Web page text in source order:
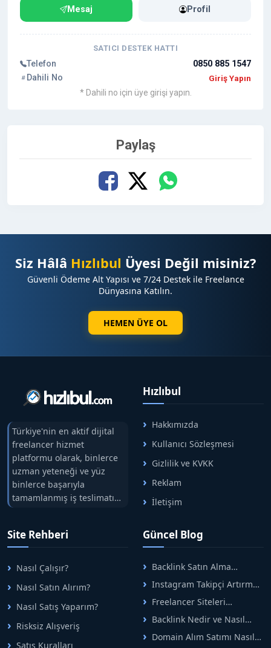
Mesaj Profil
SATICI DESTEK HATTI
Telefon
0850 885 1547
Dahili No
Giriş Yapın
* Dahili no için üye girişi yapın.
Paylaş
Siz Hâlâ Hızlıbul Üyesi Değil misiniz?
Güvenli Ödeme Alt Yapısı ve 7/24 Destek ile Freelance
Dünyasına Katılın.
HEMEN ÜYE OL
Türkiye'nin en aktif dijital
freelancer hizmet
platformu olarak, binlerce
uzman yeteneği ve yüz
binlerce başarıyla
tamamlanmış iş teslimatını
tek çatıda buluşturuyoruz.
arasındaki süreci risksiz
alışveriş sistemi ile koruyan
ticaretin güvenli
adreslerinden birisidir.
Hızlıbul
Hakkımızda
Kullanıcı Sözleşmesi
Gizlilik ve KVKK
Reklam
İletişim
Site Rehberi
Nasıl Çalışır?
Nasıl Satın Alırım?
Nasıl Satış Yaparım?
Risksiz Alışveriş
Satış Kuralları
Güncel Blog
Backlink Satın Alma
Rehberi: Güvenli SEO İçin
Doğru Adımlar
Instagram Takipçi Artırma
Yöntemleri: Organik Büyüme
Rehberi
Freelancer Siteleri
Arasında Doğru Seçim Nasıl
Yapılır
Backlink Nedir ve Nasıl
Alınır? Etkili Yöntemler
Domain Alım Satımı Nasıl